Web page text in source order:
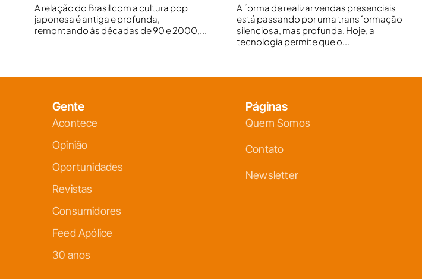
A relação do Brasil com a cultura pop
japonesa é antiga e profunda,
remontando às décadas de 90 e 2000,...
A forma de realizar vendas presenciais
está passando por uma transformação
silenciosa, mas profunda. Hoje, a
tecnologia permite que o...
Gente
Acontece
Opinião
Oportunidades
Revistas
Consumidores
Feed Apólice
30 anos
Páginas
Quem Somos
Contato
Newsletter